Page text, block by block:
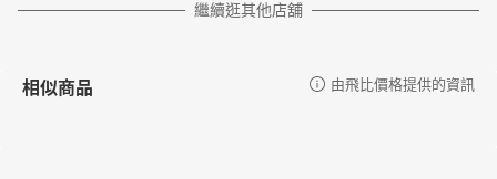
繼續逛其他店舖
相似商品 由飛比價格提供的資訊